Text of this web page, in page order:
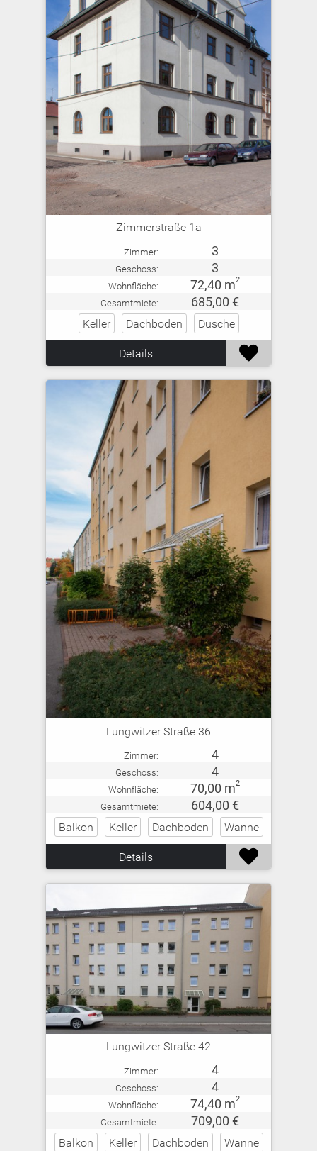
Zimmerstraße 1a
Zimmer: 3
Geschoss: 3
Wohnfläche: 72,40 m2
Gesamtmiete: 685,00 €
Keller Dachboden
Dusche
Details

Lungwitzer Straße 36
Zimmer: 4
Geschoss: 4
Wohnfläche: 70,00 m2
Gesamtmiete: 604,00 €
Balkon Keller Dachboden
Wanne
Details

Lungwitzer Straße 42
Zimmer: 4
Geschoss: 4
Wohnfläche: 74,40 m2
Gesamtmiete: 709,00 €
Balkon Keller Dachboden
Wanne